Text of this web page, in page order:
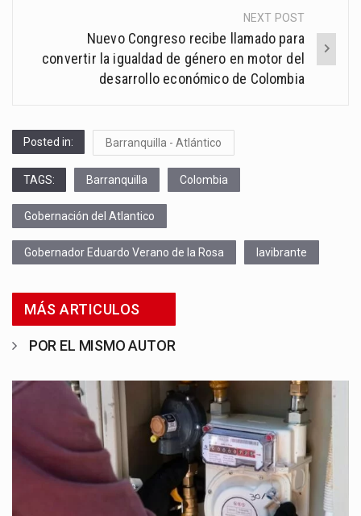
NEXT POST
Nuevo Congreso recibe llamado para
convertir la igualdad de género en motor del
desarrollo económico de Colombia
Posted in: Barranquilla - Atlántico
TAGS: Barranquilla Colombia
Gobernación del Atlantico
Gobernador Eduardo Verano de la Rosa lavibrante
MÁS ARTICULOS
POR EL MISMO AUTOR